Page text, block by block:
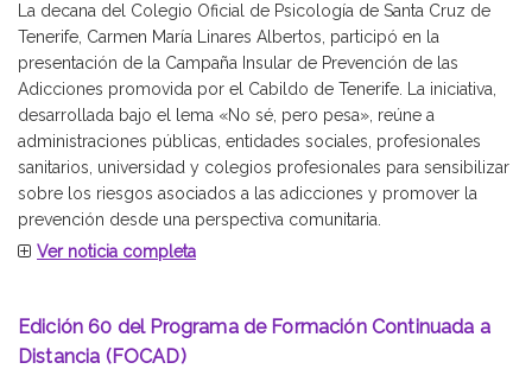
La decana del Colegio Oficial de Psicología de Santa Cruz de
Tenerife, Carmen María Linares Albertos, participó en la
presentación de la Campaña Insular de Prevención de las
Adicciones promovida por el Cabildo de Tenerife. La iniciativa,
desarrollada bajo el lema «No sé, pero pesa», reúne a
administraciones públicas, entidades sociales, profesionales
sanitarios, universidad y colegios profesionales para sensibilizar
sobre los riesgos asociados a las adicciones y promover la
prevención desde una perspectiva comunitaria.
Ver noticia completa
Edición 60 del Programa de Formación Continuada a
Distancia (FOCAD)